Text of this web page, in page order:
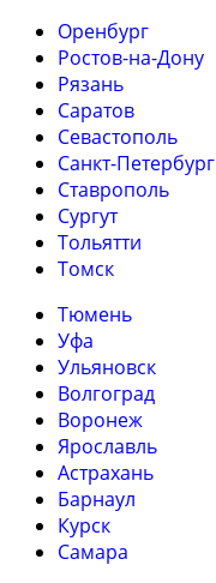
Оренбург
Ростов-на-Дону
Рязань
Саратов
Севастополь
Санкт-Петербург
Ставрополь
Сургут
Тольятти
Томск
Тюмень
Уфа
Ульяновск
Волгоград
Воронеж
Ярославль
Астрахань
Барнаул
Курск
Самара